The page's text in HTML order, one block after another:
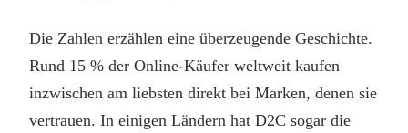
Die Zahlen erzählen eine überzeugende Geschichte.
Rund 15 % der Online-Käufer weltweit kaufen
inzwischen am liebsten direkt bei Marken, denen sie
vertrauen. In einigen Ländern hat D2C sogar die